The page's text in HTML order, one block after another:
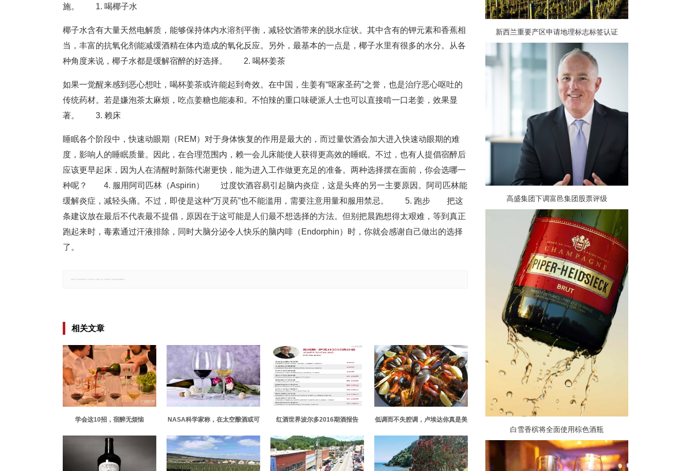
施。 1. 喝椰子水
椰子水含有大量天然电解质，能够保持体内水溶剂平衡，减轻饮酒带来的脱水症状。其中含有的钾元素和香蕉相
当，丰富的抗氧化剂能减缓酒精在体内造成的氧化反应。另外，最基本的一点是，椰子水里有很多的水分。从各
种角度来说，椰子水都是缓解宿醉的好选择。 2. 喝杯姜茶
如果一觉醒来感到恶心想吐，喝杯姜茶或许能起到奇效。在中国，生姜有“呕家圣药”之誉，也是治疗恶心呕吐的
传统药材。若是嫌泡茶太麻烦，吃点姜糖也能凑和。不怕辣的重口味硬派人士也可以直接啃一口老姜，效果显
著。 3. 赖床
睡眠各个阶段中，快速动眼期（REM）对于身体恢复的作用是最大的，而过量饮酒会加大进入快速动眼期的难
度，影响人的睡眠质量。因此，在合理范围内，赖一会儿床能使人获得更高效的睡眠。不过，也有人提倡宿醉后
应该更早起床，因为人在清醒时新陈代谢更快，能为进入工作做更充足的准备。两种选择摆在面前，你会选哪一
种呢？ 4. 服用阿司匹林（Aspirin） 过度饮酒容易引起脑内炎症，这是头疼的另一主要原因。阿司匹林能
缓解炎症，减轻头痛。不过，即使是这种“万灵药”也不能滥用，需要注意用量和服用禁忌。 5. 跑步 把这
条建议放在最后不代表最不提倡，原因在于这可能是人们最不想选择的方法。但别把晨跑想得太艰难，等到真正
跑起来时，毒素通过汗液排除，同时大脑分泌令人快乐的脑内啡（Endorphin）时，你就会感谢自己做出的选择
了。
相关文章
学会这10招，宿醉无烦恼
NASA科学家称，在太空酿酒或可
红酒世界波尔多2016期酒报告
低调而不失腔调，卢埃达你真是美
新西兰重要产区申请地理标志标签认证
高盛集团下调富邑集团股票评级
白雪香槟将全面使用棕色酒瓶